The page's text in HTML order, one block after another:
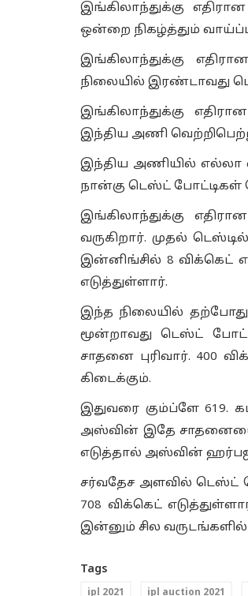
இங்கிலாந்துக்கு
ஒன்றை நிகழ்த்தும்
இங்கிலாந்துக்கு
நிலையில் இரண்டாவது
இங்கிலாந்துக்கு
இந்திய அணி
இந்திய அணியில் எல்லா
நான்கு டெஸ்ட்
இங்கிலாந்துக்கு
வருகிறார். முதல்
இன்னிங்சில் 8 விக்கெட்
எடுத்துள்ளார்.
இந்த நிலையில்
மூன்றாவது டெஸ்ட்
சாதனை புரிவார். 400
கிடைக்கும்.
இதுவரை கும்ப்ளே 619.
அஸ்வின் இதே சாதனையை
எடுத்தால் அஸ்வின்
சர்வதேச அளவில் டெஸ்ட்
708 விக்கெட்
இன்னும் சில வருடங்களில்
Tags
ipl 2021 ipl auction 2021